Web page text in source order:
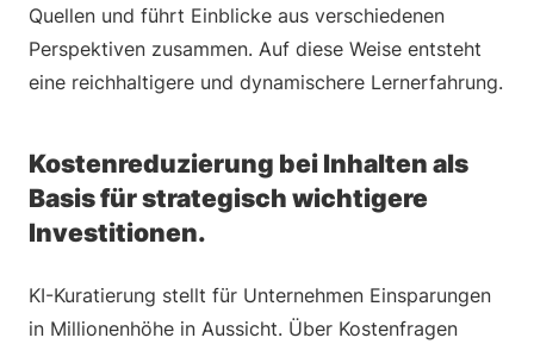
Quellen und führt Einblicke aus verschiedenen
Perspektiven zusammen. Auf diese Weise entsteht
eine reichhaltigere und dynamischere Lernerfahrung.
Kostenreduzierung bei Inhalten als
Basis für strategisch wichtigere
Investitionen.
KI-Kuratierung stellt für Unternehmen Einsparungen
in Millionenhöhe in Aussicht. Über Kostenfragen